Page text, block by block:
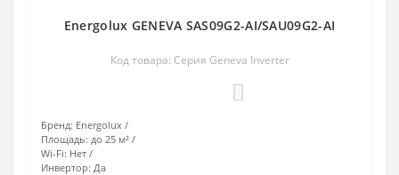
Energolux GENEVA SAS09G2-AI/SAU09G2-AI
Код товара: Серия Geneva Inverter
Бренд: Energolux
Площадь: до 25 м²
Wi-Fi: Нет
Инвертор: Да